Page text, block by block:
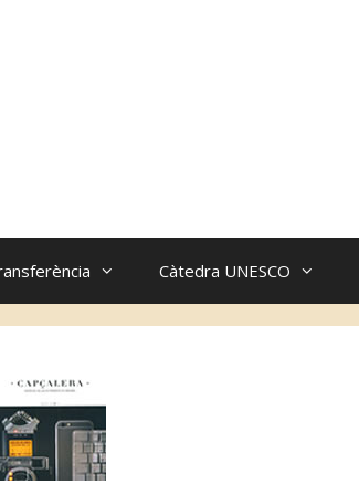
Càtedra UNESCO